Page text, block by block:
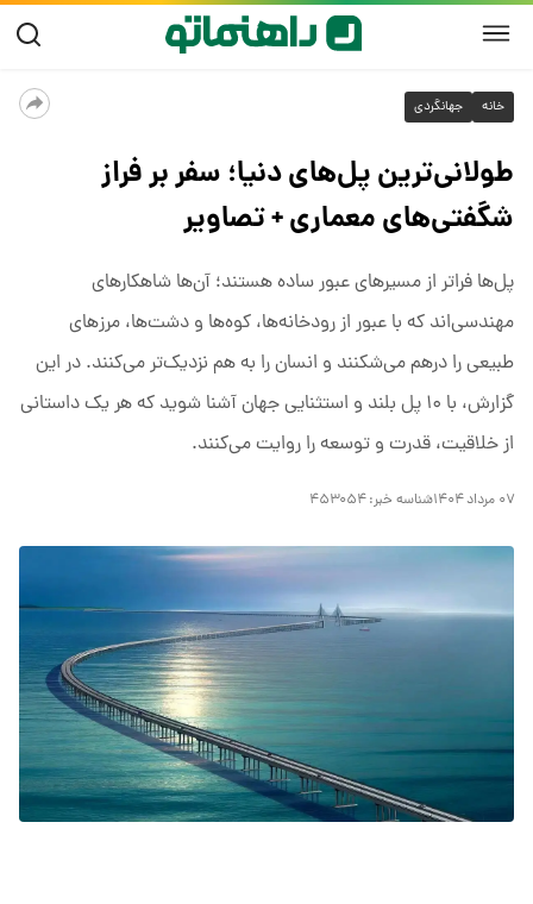
خانه جهانگردی
طولانی‌ترین پل‌های دنیا؛ سفر بر فراز
شگفتی‌های معماری + تصاویر
پل‌ها فراتر از مسیرهای عبور ساده هستند؛ آن‌ها شاهکارهای
مهندسی‌اند که با عبور از رودخانه‌ها، کوه‌ها و دشت‌ها، مرزهای
طبیعی را درهم می‌شکنند و انسان را به هم نزدیک‌تر می‌کنند. در این
گزارش، با ۱۰ پل بلند و استثنایی جهان آشنا شوید که هر یک داستانی
از خلاقیت، قدرت و توسعه را روایت می‌کنند.
۰۷ مرداد ۱۴۰۴ شناسه خبر:۴۵۳۰۵۴